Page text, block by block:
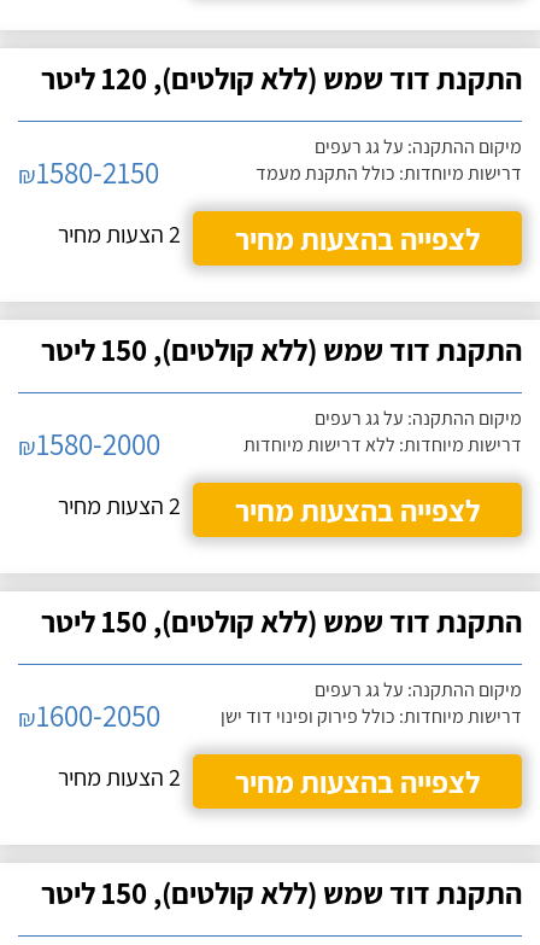
התקנת דוד שמש (ללא קולטים), 120 ליטר
מיקום ההתקנה: על גג רעפים
דרישות מיוחדות: כולל התקנת מעמד
₪1580-2150
לצפייה בהצעות מחיר
2 הצעות מחיר
התקנת דוד שמש (ללא קולטים), 150 ליטר
מיקום ההתקנה: על גג רעפים
דרישות מיוחדות: ללא דרישות מיוחדות
₪1580-2000
לצפייה בהצעות מחיר
2 הצעות מחיר
התקנת דוד שמש (ללא קולטים), 150 ליטר
מיקום ההתקנה: על גג רעפים
דרישות מיוחדות: כולל פירוק ופינוי דוד ישן
₪1600-2050
לצפייה בהצעות מחיר
2 הצעות מחיר
התקנת דוד שמש (ללא קולטים), 150 ליטר